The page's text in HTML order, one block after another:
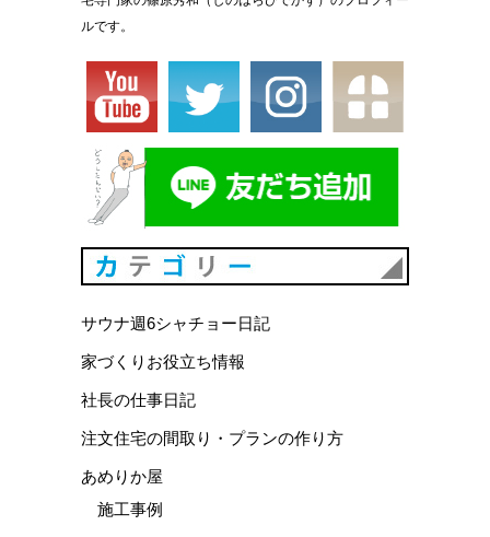
ルです。
サウナ週6シャチョー日記
家づくりお役立ち情報
社長の仕事日記
注文住宅の間取り・プランの作り方
あめりか屋
施工事例